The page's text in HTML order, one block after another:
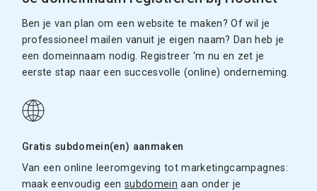
Ben je van plan om een website te maken? Of wil je
professioneel mailen vanuit je eigen naam? Dan heb je
een domeinnaam nodig. Registreer ‘m nu en zet je
eerste stap naar een succesvolle (online) onderneming.
Gratis subdomein(en) aanmaken
Van een online leeromgeving tot marketingcampagnes:
maak eenvoudig eensubdomein aan onder je